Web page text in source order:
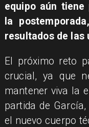
equipo aún
la
resultados de las
El próximo reto
crucial, ya que
mantener viva la
partida de
el nuevo cuerpo